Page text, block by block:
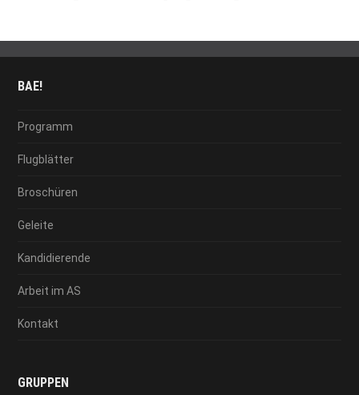
BAE!
Programm
Flugblätter
Broschüren
Geleite
Kandidierende
Arbeit im AS
Kontakt
GRUPPEN